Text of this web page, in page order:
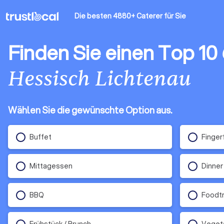
Die besten 4880+ Caterer für Sie
Finden Sie einen Top 10
Hessisch Lichtenau
Wählen Sie die gewünschte Option aus.
Buffet
Mittagessen Dinner
BBQ